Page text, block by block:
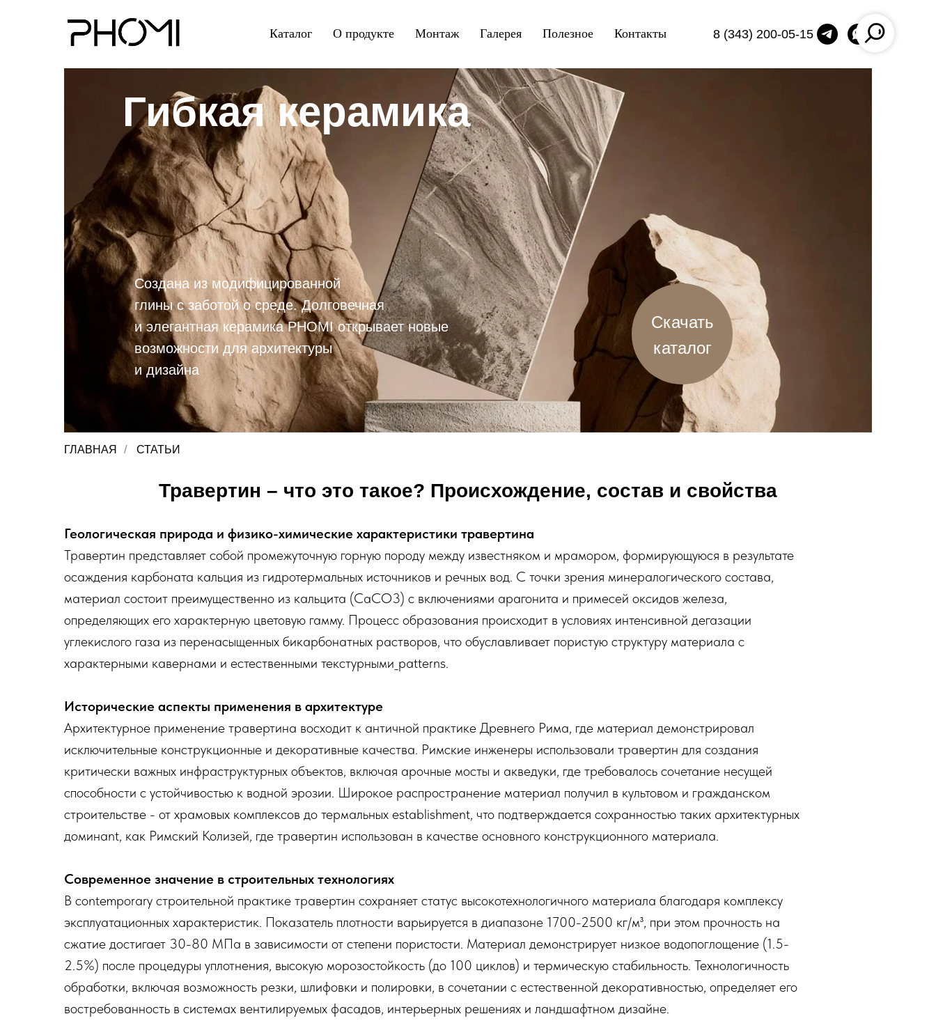
Каталог О продукте Монтаж Галерея Полезное Контакты 8 (343) 200-05-15
Скачать
каталог
Создана из модифицированной
глины с заботой о среде. Долговечная
и элегантная керамика PHOMI открывает новые
возможности для архитектуры
и дизайна
Гибкая керамика
ГЛАВНАЯ / СТАТЬИ
Травертин – что это такое? Происхождение, состав и свойства
Геологическая природа и физико-химические характеристики травертина
Травертин представляет собой промежуточную горную породу между известняком и мрамором, формирующуюся в результате
осаждения карбоната кальция из гидротермальных источников и речных вод. С точки зрения минералогического состава,
материал состоит преимущественно из кальцита (CaCO3) с включениями арагонита и примесей оксидов железа,
определяющих его характерную цветовую гамму. Процесс образования происходит в условиях интенсивной дегазации
углекислого газа из перенасыщенных бикарбонатных растворов, что обуславливает пористую структуру материала с
характерными кавернами и естественными текстурными_patterns.
Исторические аспекты применения в архитектуре
Архитектурное применение травертина восходит к античной практике Древнего Рима, где материал демонстрировал
исключительные конструкционные и декоративные качества. Римские инженеры использовали травертин для создания
критически важных инфраструктурных объектов, включая арочные мосты и акведуки, где требовалось сочетание несущей
способности с устойчивостью к водной эрозии. Широкое распространение материал получил в культовом и гражданском
строительстве - от храмовых комплексов до термальных establishment, что подтверждается сохранностью таких архитектурных
доминаnt, как Римский Колизей, где травертин использован в качестве основного конструкционного материала.
Современное значение в строительных технологиях
В contemporary строительной практике травертин сохраняет статус высокотехнологичного материала благодаря комплексу
эксплуатационных характеристик. Показатель плотности варьируется в диапазоне 1700-2500 кг/м³, при этом прочность на
сжатие достигает 30-80 МПа в зависимости от степени пористости. Материал демонстрирует низкое водопоглощение (1.5-
2.5%) после процедуры уплотнения, высокую морозостойкость (до 100 циклов) и термическую стабильность. Технологичность
обработки, включая возможность резки, шлифовки и полировки, в сочетании с естественной декоративностью, определяет его
востребованность в системах вентилируемых фасадов, интерьерных решениях и ландшафтном дизайне.